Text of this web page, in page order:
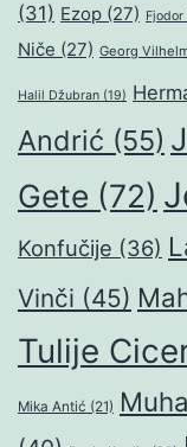
(31) Ezop (27)
Niče (27) Georg
Halil Džubran (19)
Andrić (55)
Gete (72)
Konfučije (36)
Vinči (45)
Tulije
Mika Antić (21)